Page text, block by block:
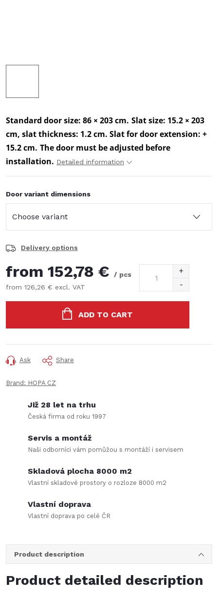
Standard door size: 86 × 203 cm. Slat size: 15.2 × 203
cm, slat thickness: 1.2 cm. Slat for door extension: +
15.2 cm. The door must be adjusted before
installation. Detailed information
Door variant dimensions
Delivery options
from 152,78 €
/ pcs
from 126,26 € excl. VAT
ADD TO CART
Ask Share
Brand: HOPA CZ
Již 28 let na trhu
Česká firma od roku 1997
Servis a montáž
Naši odborníci vám pomůžou s montáží i servisem
Skladová plocha 8000 m2
Vlastní skladové prostory o rozloze 8000 m2
Vlastní doprava
Vlastní doprava po celé ČR
Product description
Product detailed description